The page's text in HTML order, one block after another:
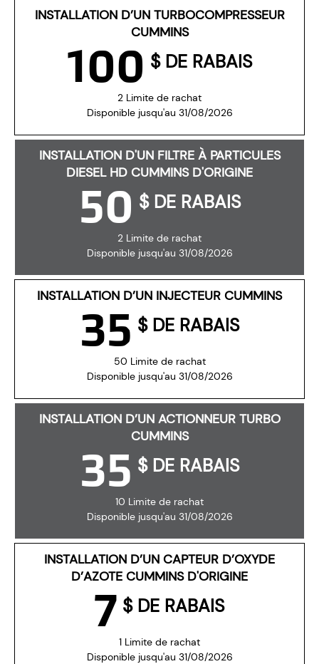
INSTALLATION D’UN TURBOCOMPRESSEUR
CUMMINS
2 Limite de rachat
Disponible jusqu'au 31/08/2026
100 $ DE RABAIS
INSTALLATION D'UN FILTRE À PARTICULES
DIESEL HD CUMMINS D'ORIGINE
2 Limite de rachat
Disponible jusqu'au 31/08/2026
50 $ DE RABAIS
INSTALLATION D’UN INJECTEUR CUMMINS
50 Limite de rachat
Disponible jusqu'au 31/08/2026
35 $ DE RABAIS
INSTALLATION D’UN ACTIONNEUR TURBO
CUMMINS
10 Limite de rachat
Disponible jusqu'au 31/08/2026
35 $ DE RABAIS
INSTALLATION D’UN CAPTEUR D’OXYDE
D’AZOTE CUMMINS D'ORIGINE
1 Limite de rachat
Disponible jusqu'au 31/08/2026
7 $ DE RABAIS